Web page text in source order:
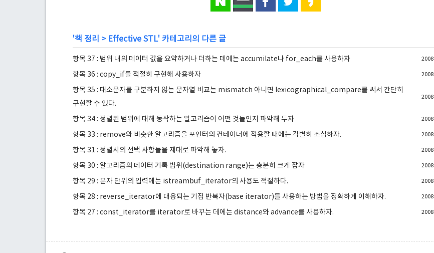
'책 정리 > Effective STL' 카테고리의 다른 글
항목 37 : 범위 내의 데이터 값을 요약하거나 더하는 데에는 accumilate나 for_each를 사용하자
항목 36 : copy_if를 적절히 구현해 사용하자
항목 35 : 대소문자를 구분하지 않는 문자열 비교는 mismatch 아니면 lexicographical_compare를 써서 간단히
구현할 수 있다.
항목 34 : 정렬된 범위에 대해 동작하는 알고리즘이 어떤 것들인지 파악해 두자
항목 33 : remove와 비슷한 알고리즘을 포인터의 컨테이너에 적용할 때에는 각별히 조심하자.
항목 31 : 정렬시의 선택 사항들을 제대로 파악해 놓자.
항목 30 : 알고리즘의 데이터 기록 범위(destination range)는 충분히 크게 잡자
항목 29 : 문자 단위의 입력에는 istreambuf_iterator의 사용도 적절하다.
항목 28 : reverse_iterator에 대응되는 기점 반복자(base iterator)를 사용하는 방법을 정확하게 이해하자.
항목 27 : const_iterator를 iterator로 바꾸는 데에는 distance와 advance를 사용하자.